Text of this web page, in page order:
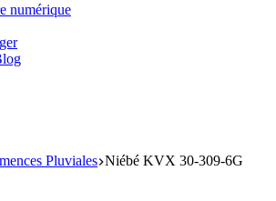
numérique
Pluviales Niébé KVX 30-309-6G